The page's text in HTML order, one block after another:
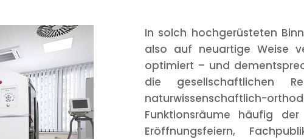
In solch hochgerüsteten
also auf neuartige Weise
optimiert – und
die gesellschaftlichen
naturwissenschaftlich-
Funktionsräume häufig
Eröffnungsfeiern,